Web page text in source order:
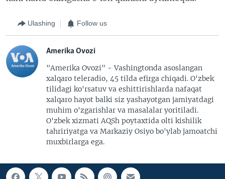
Ulashing Follow us
Amerika Ovozi
"Amerika Ovozi" - Vashingtonda asoslangan
xalqaro teleradio, 45 tilda efirga chiqadi. O'zbek
tilidagi ko'rsatuv va eshittirishlarda nafaqat
xalqaro hayot balki siz yashayotgan jamiyatdagi
muhim o'zgarishlar va masalalar yoritiladi.
O'zbek xizmati AQSh poytaxtida olti kishilik
tahririyatga va Markaziy Osiyo bo'ylab jamoatchi
muxbirlarga ega.